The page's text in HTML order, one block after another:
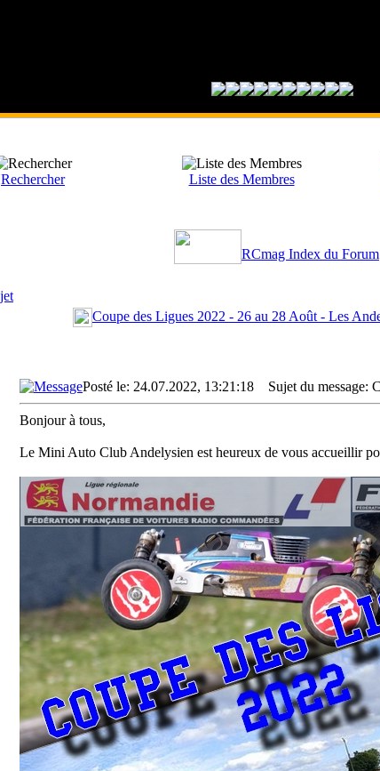
Rechercher Liste des Membres
RCmag Index du Forum
Coupe des Ligues 2022 - 26 au 28 Août - Les
Posté le: 24.07.2022, 13:21:18 Sujet du message:
Bonjour à tous,
Le Mini Auto Club Andelysien est heureux de vous accueillir